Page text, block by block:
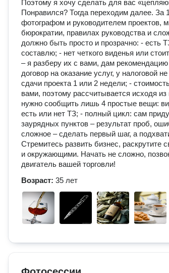
Поэтому я хочу сделать для вас
Понравился? Тогда переходим далее. За
фотографом и руководителем проектов,
бюрократии, правилах руководства и
должно быть просто и прозрачно: - есть
составлю; - нет четкого виденья или
– я разберу их с вами, дам
договор на оказание услуг, у налоговой
сдачи проекта 1 или 2 недели; -
вами, поэтому рассчитывается исходя
нужно сообщить лишь 4 простые вещи:
есть или нет ТЗ; - полный цикл: сам
заурядных пунктов – результат проб,
сложное – сделать первый шаг, а
Стремитесь развить бизнес, раскрутите
и окружающими. Начать не сложно,
двигатель вашей торговли!
Возраст: 35 лет